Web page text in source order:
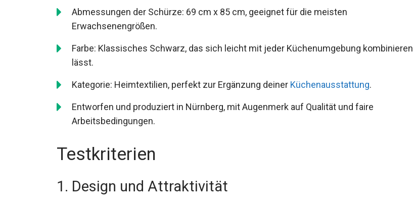
Abmessungen der Schürze: 69 cm x 85 cm, geeignet für die meisten
Erwachsenengrößen.
Farbe: Klassisches Schwarz, das sich leicht mit jeder Küchenumgebung kombinieren
lässt.
Kategorie: Heimtextilien, perfekt zur Ergänzung deiner Küchenausstattung.
Entworfen und produziert in Nürnberg, mit Augenmerk auf Qualität und faire
Arbeitsbedingungen.
Testkriterien
1. Design und Attraktivität